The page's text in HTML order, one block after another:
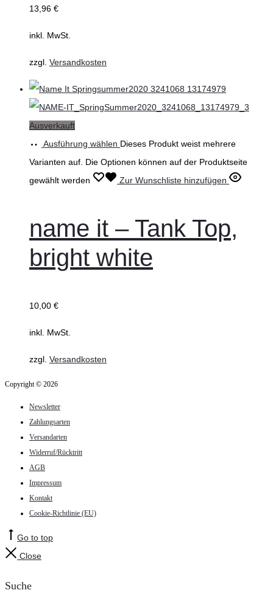
13,96 €
inkl. MwSt.
zzgl. Versandkosten
Ausverkauft
Ausführung wählen Dieses Produkt weist mehrere
Varianten auf. Die Optionen können auf der Produktseite
gewählt werden
Zur Wunschliste hinzufügen
name it – Tank Top,
bright white
10,00 €
inkl. MwSt.
zzgl. Versandkosten
Copyright © 2026
Newsletter
Zahlungsarten
Versandarten
Widerruf/Rücktritt
AGB
Impressum
Kontakt
Cookie-Richtlinie (EU)
Go to top
Close
Suche